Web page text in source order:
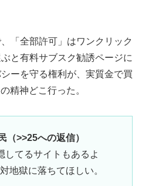
「全部許可」はワンクリック
と有料サブスク勧誘ページに
ーを守る権利が、実質金で買
精神どこ行った。
>>25への返信）
してるサイトもあるよ
地獄に落ちてほしい。